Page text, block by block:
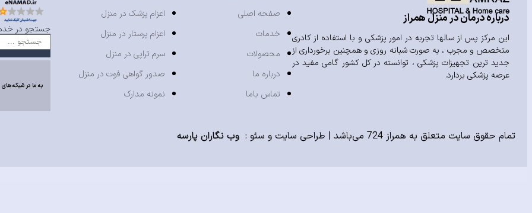
درباره درمان در منزل همراز
این مرکز پس از سالها تجربه در امور پزشکی و با استفاده از کادری
متخصص و مجرب ، به صورت شبانه روزی و همچنین برخورداری از
جدید ترین تجهیزات پزشکی ، توانسته در کل کشور گامی مفید در
عرصه پزشکی بردارد.
صفحه اصلی
خدمات
محصولات
درباره ما
تماس باما
اعزام پزشک در منزل
اعزام پرستار در منزل
سرم تراپی در منزل
صدور گواهی فوت در منزل
نمونه مدارک
جستجو در
به ما در شبکه های
تمام حقوق سایت متعلق به همراز 724 می‌باشد | طراحی سایت و سئو : وب نگاران پارسه